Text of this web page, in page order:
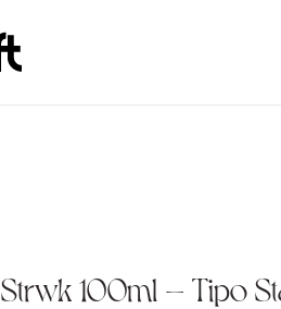
Strwk 100ml – Tipo
Strwk